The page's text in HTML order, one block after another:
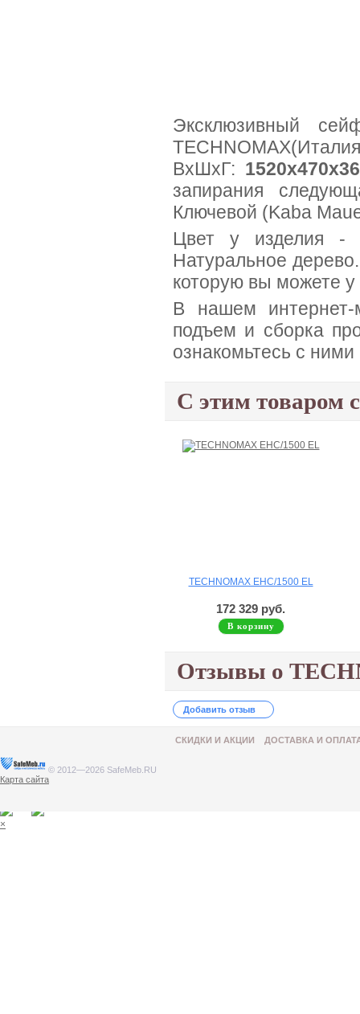
Эксклюзивный
ВхШхГ:
запирания
Ключевой (Kaba
Цвет у изделия -
Натуральное
которую вы можете у
В нашем интернет-
подъем и сборка
ознакомьтесь с
С этим товаром
TECHNOMAX EHC/1500 EL
172 329 руб.
В корзину
Отзывы о
Добавить отзыв
© 2012—2026 SafeMeb.RU
Карта сайта
СКИДКИ И АКЦИИ ДОСТАВКА И
×